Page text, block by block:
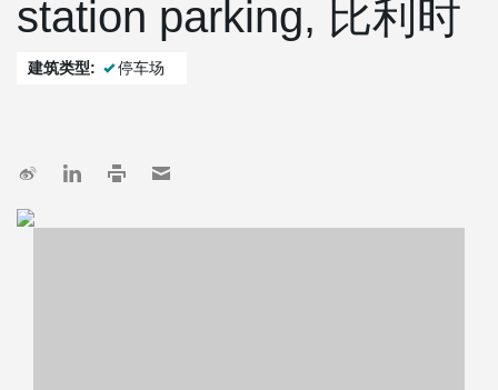
station parking, 比利时
建筑类型: 停车场